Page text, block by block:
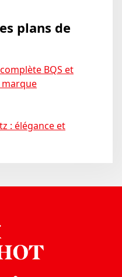
plans de
BQS et
marque
: élégance et